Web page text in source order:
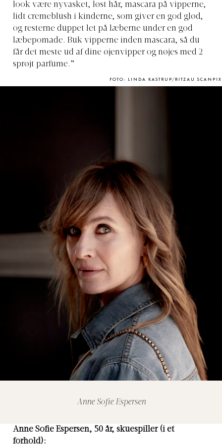
look være nyvasket, løst hår, mascara på vipperne,
lidt cremeblush i kinderne, som giver en god glød,
og resterne duppet let på læberne under en god
læbepomade. Buk vipperne inden mascara, så du
får det meste ud af dine øjenvipper og nøjes med 2
sprøjt parfume.”
FOTO: LINDA KASTRUP/RITZAU SCANPIX
Anne Sofie Espersen
Anne Sofie Espersen, 50 år, skuespiller (i et
forhold):